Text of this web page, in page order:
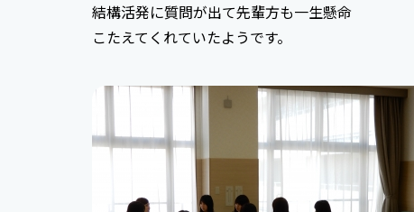
結構活発に質問が出て先輩方も一生懸命
こたえてくれていたようです。